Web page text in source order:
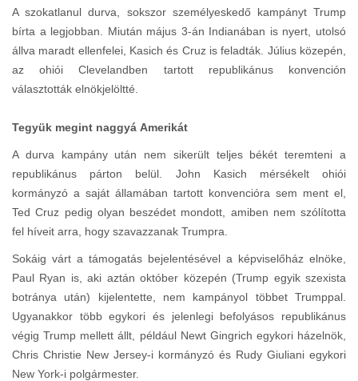
A szokatlanul durva, sokszor személyeskedő kampányt Trump
bírta a legjobban. Miután május 3-án Indianában is nyert, utolsó
állva maradt ellenfelei, Kasich és Cruz is feladták. Július közepén,
az ohiói Clevelandben tartott republikánus konvención
választották elnökjelöltté.
Tegyük megint naggyá Amerikát
A durva kampány után nem sikerült teljes békét teremteni a
republikánus párton belül. John Kasich mérsékelt ohiói
kormányzó a saját államában tartott konvencióra sem ment el,
Ted Cruz pedig olyan beszédet mondott, amiben nem szólította
fel híveit arra, hogy szavazzanak Trumpra.
Sokáig várt a támogatás bejelentésével a képviselőház elnöke,
Paul Ryan is, aki aztán október közepén (Trump egyik szexista
botránya után) kijelentette, nem kampányol többet Trumppal.
Ugyanakkor több egykori és jelenlegi befolyásos republikánus
végig Trump mellett állt, például Newt Gingrich egykori házelnök,
Chris Christie New Jersey-i kormányzó és Rudy Giuliani egykori
New York-i polgármester.